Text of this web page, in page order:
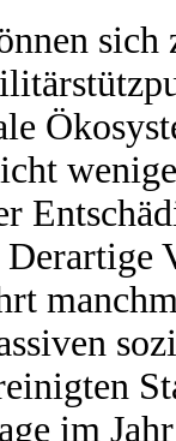
im